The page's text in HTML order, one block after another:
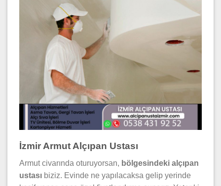
İzmir Armut Alçıpan Ustası
Armut civarında oturuyorsan, bölgesindeki alçıpan
ustası biziz. Evinde ne yapılacaksa gelip yerinde